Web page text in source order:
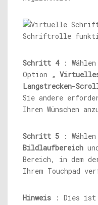
Schritt 4: Wählen
Option „
Langstrecken-
Sie andere
Ihren Wünschen
Schritt 5 :
Bildlaufbereich
Bereich, in dem
Ihrem Touchpad
Hinweis : Dies ist